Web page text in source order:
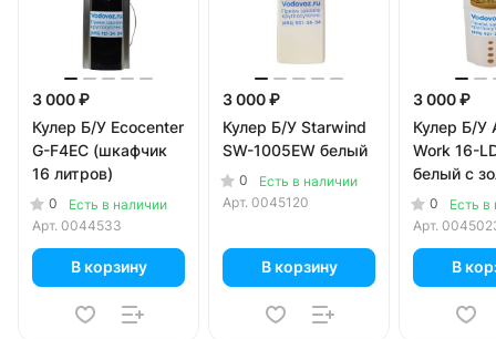
3 000 ₽
Кулер Б/У Ecocenter
G-F4EC (шкафчик
16 литров)
0
Есть в наличии
Арт. 0044533
В корзину
3 000 ₽
Кулер Б/У Starwind
SW-1005EW белый
0
Есть в наличии
Арт. 0045120
В корзину
3 000 ₽
Кулер Б/У
Work 16-
белый с
0
Есть в
Арт.
В